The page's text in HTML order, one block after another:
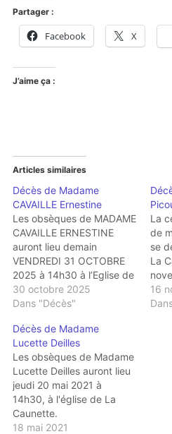
Partager :
Facebook X
J’aime ça :
Articles similaires
Décès de Madame
CAVAILLE Ernestine
Les obsèques de MADAME
CAVAILLE ERNESTINE
auront lieu demain
VENDREDI 31 OCTOBRE
2025 à 14h30 à l’Eglise de
LA CAUNETTE suivie de
l’inhumation au cimetière
30 octobre 2025
Dans "Décès"
La
de
se
La
16
Décès de Madame
Lucette Deilles
Les obsèques de Madame
Lucette Deilles auront lieu
jeudi 20 mai 2021 à
14h30, à l'église de La
Caunette.
18 mai 2021